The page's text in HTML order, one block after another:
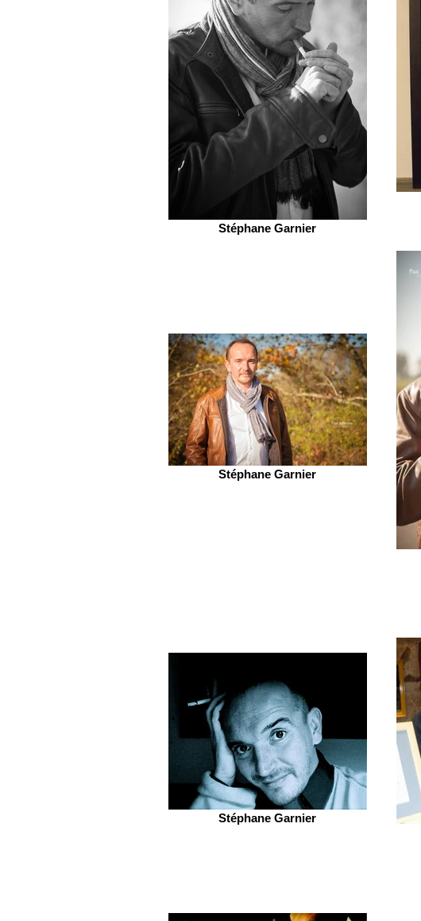
Stéphane Garnier
Stéphane Garnier
Stéphane Garnier